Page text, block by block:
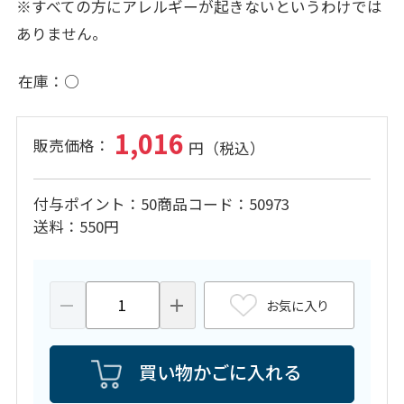
※すべての方にアレルギーが起きないというわけでは
ありません。
在庫 ○
1,016
付与ポイント 50商品コード
50973
送料
550円
お気に入り
買い物かごに入れる